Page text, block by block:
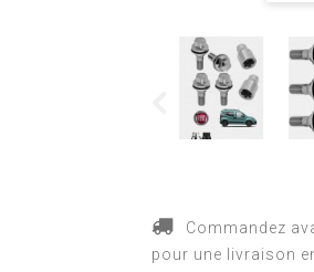
Commandez
pour une livraison